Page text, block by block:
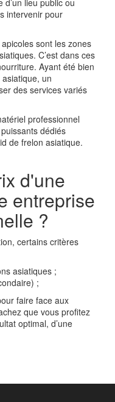
d’un lieu public ou
intervenir pour
sont les zones
C’est dans ces
Ayant été bien
un
des services variés
professionnel
dédiés
de frelon asiatique.
d'une
entreprise
?
certains critères
asiatiques ;
;
faire face aux
que vous profitez
optimal, d’une